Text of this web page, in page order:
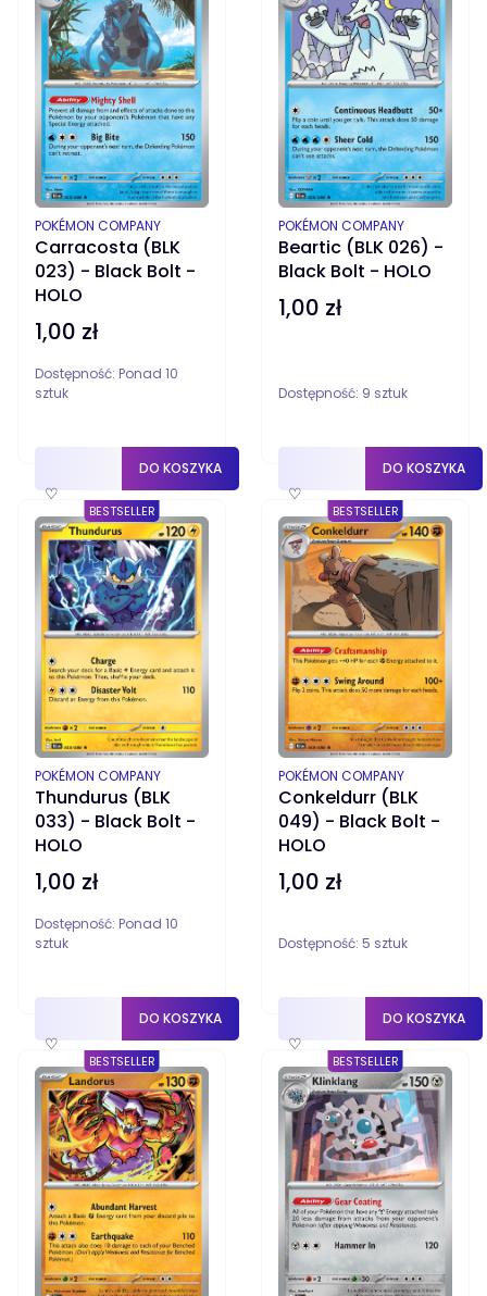
Carracosta (BLK
023) - Black Bolt -
HOLO
PRODUCENT
POKÉMON COMPANY
Cena
1,00 zł
Dostępność: Ponad 10
sztuk
♡
DO KOSZYKA
Beartic (BLK 026) -
Black Bolt - HOLO
PRODUCENT
POKÉMON COMPANY
Cena
1,00 zł
Dostępność: 9 sztuk
♡
DO KOSZYKA
BESTSELLER
Thundurus (BLK
033) - Black Bolt -
HOLO
PRODUCENT
POKÉMON COMPANY
Cena
1,00 zł
Dostępność: Ponad 10
sztuk
♡
DO KOSZYKA
BESTSELLER
Conkeldurr (BLK
049) - Black Bolt -
HOLO
PRODUCENT
POKÉMON COMPANY
Cena
1,00 zł
Dostępność: 5 sztuk
♡
DO KOSZYKA
BESTSELLER BESTSELLER